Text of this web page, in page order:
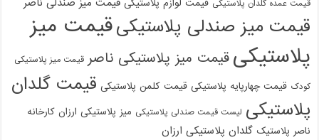
قیمت عمده گلدان پلاستیکی قیمت لوازم پلاستیکی
قیمت میز صندلی پلاستیکیقیمت میز
پلاستیکی قیمت میز پلاستیکی ناصر قیمت میز پلاستیکی
کودک قیمت چهارپایه پلاستیکی قیمت کلمن پلاستیکی قیمت گلدان
پلاستیکی لیست قیمت صندلی پلاستیکی میز پلاستیکی ارزان کارخانه
ناصر پلاستیک گلدان پلاستیکی ارزان